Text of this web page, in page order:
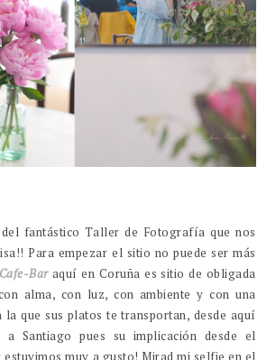
fantástico Taller de Fotografía que nos
Para empezar el sitio no puede ser más
Baraquí en Coruña es sitio de obligada
alma, con luz, con ambiente y con una
la que sus platos te transportan, desde aquí
a Santiago pues su implicación desde el
muy a gusto! Mirad mi selfie en el